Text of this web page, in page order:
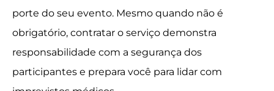
porte do seu evento. Mesmo quando não é
obrigatório, contratar o serviço demonstra
responsabilidade com a segurança dos
participantes e prepara você para lidar com